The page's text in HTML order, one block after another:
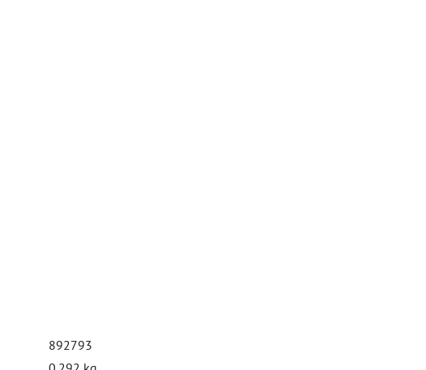
892793